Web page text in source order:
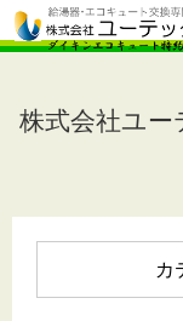
株式会社ユー
カ